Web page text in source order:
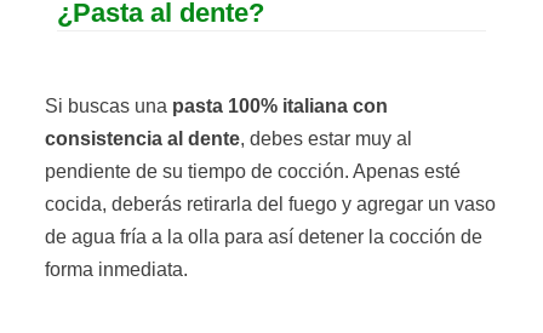
¿Pasta al dente?
Si buscas una pasta 100% italiana con
consistencia al dente, debes estar muy al
pendiente de su tiempo de cocción. Apenas esté
cocida, deberás retirarla del fuego y agregar un vaso
de agua fría a la olla para así detener la cocción de
forma inmediata.